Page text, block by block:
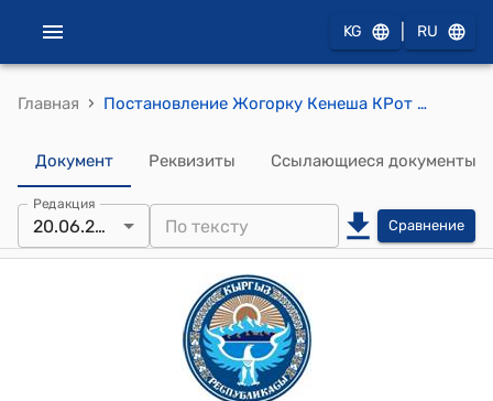
KG RU
Главная › Постановление Жогорку Кенеша КРот 20 июня 2008 года № 542-IV "О принятии Закона Кыргызской Республики "Об обязательном страховании гражданской ответственности работодателя за причинение вреда жизни и здоровью работника при исполнении им трудовых (служебных) обязанностей""
Документ Реквизиты Ссылающиеся документы
Редакция
20.06.2008 Сравнение